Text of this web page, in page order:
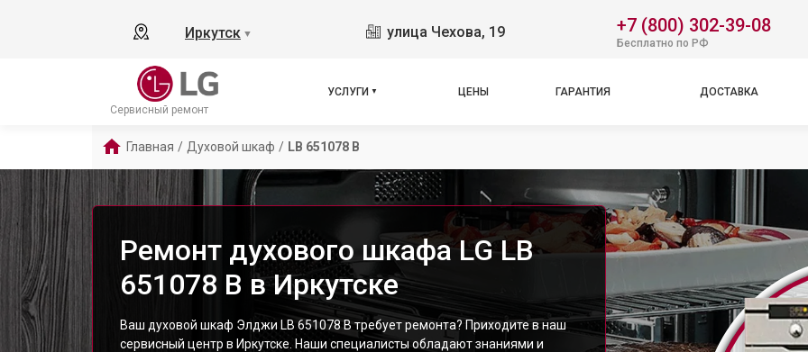
Иркутск ▼ улица Чехова, 19 +7 (800) 302-39-08
Бесплатно по РФ
Сервисный ремонт
УСЛУГИ ЦЕНЫ ГАРАНТИЯ ДОСТАВКА
Главная / Духовой шкаф / LB 651078 B
Ремонт духового шкафа LG LB
651078 B в Иркутске
Ваш духовой шкаф Элджи LB 651078 B требует ремонта? Приходите в наш
сервисный центр в Иркутске. Наши специалисты обладают знаниями и